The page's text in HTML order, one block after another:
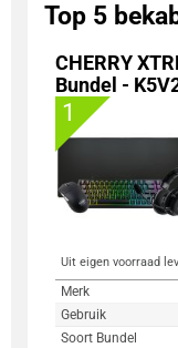
Top 5
CHERRY
Bundel -
1
Uit eigen voorraad
Merk
Gebruik
Soort Bundel